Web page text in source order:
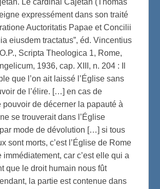
Le cardinal Cajetan (Thomas
expressément dans son traité
Auctoritatis Papae et Concilii
eiusdem tractatus”, éd. Vincentius
Scripta Theologica 1, Rome,
1936, cap. XIII, n. 204 : Il
que l’on ait laissé l’Église sans
de l’élire. […] en cas de
pouvoir de décerner la papauté à
se trouverait dans l’Église
mode de dévolution […] si tous
sont morts, c’est l’Église de Rome
immédiatement, car c’est elle qui a
que le droit humain nous fût
la partie est contenue dans